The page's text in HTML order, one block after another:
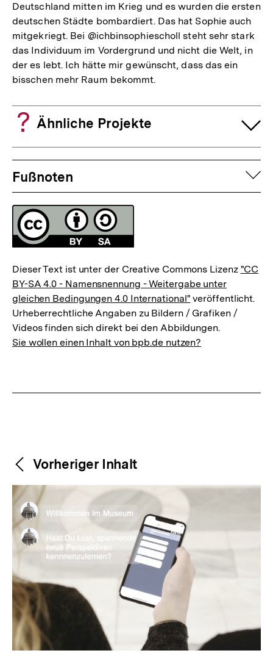
Deutschland mitten im Krieg und es wurden die ersten
deutschen Städte bombardiert. Das hat Sophie auch
mitgekriegt. Bei @ichbinsophiescholl steht sehr stark
das Individuum im Vordergrund und nicht die Welt, in
der es lebt. Ich hätte mir gewünscht, dass das ein
bisschen mehr Raum bekommt.
Ähnliche Projekte
Fussnoten
Fußnoten
Lizenz
Dieser Text ist unter der Creative Commons Lizenz "CC
BY-SA 4.0 - Namensnennung - Weitergabe unter
gleichen Bedingungen 4.0 International" veröffentlicht.
Urheberrechtliche Angaben zu Bildern / Grafiken /
Videos finden sich direkt bei den Abbildungen.
Sie wollen einen Inhalt von bpb.de nutzen?
Weitere
Inhalte
Content-
Navigation
Vorheriger Inhalt